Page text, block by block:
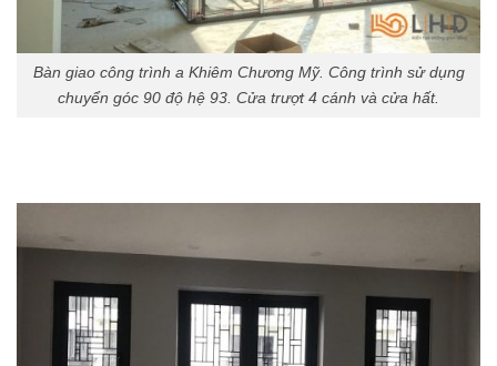
Bàn giao công trình a Khiêm Chương Mỹ. Công trình sử dụng
chuyển góc 90 độ hệ 93. Cửa trượt 4 cánh và cửa hất.